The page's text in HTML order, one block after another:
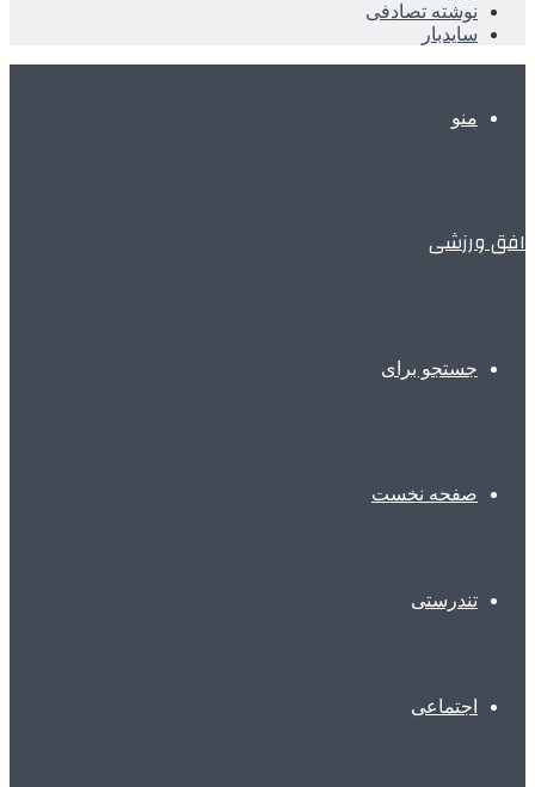
نوشته تصادفی
سایدبار
منو
افق ورزشی
جستجو برای
صفحه نخست
تندرستی
اجتماعی